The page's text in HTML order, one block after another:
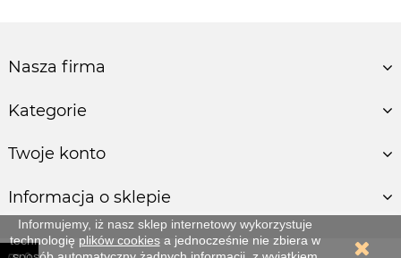
Informujemy, iż nasz sklep internetowy wykorzystuje
technologię plików cookiesa jednocześnie nie zbiera w
Nasza firma
Kategorie
Twoje konto
Informacja o sklepie